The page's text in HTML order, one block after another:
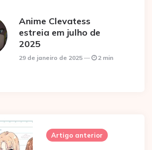
Anime Clevatess
estreia em julho de
2025
29 de janeiro de 2025 2 min
Artigo anterior